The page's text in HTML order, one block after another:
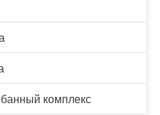
комплекс